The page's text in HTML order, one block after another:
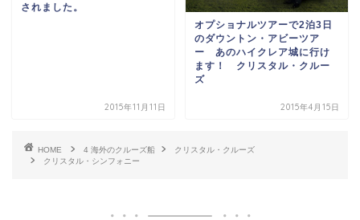
されました。
2015年11月11日
オプショナルツアーで2泊3日
のダウントン・アビーツア
ー あのハイクレア城に行け
ます！ クリスタル・クルー
ズ
2015年4月15日
HOME 4 海外のクルーズ船
クリスタル・クルーズ
クリスタル・シンフォニー